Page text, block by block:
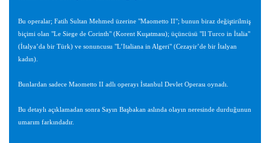
Bu operalar; Fatih Sultan Mehmed üzerine "Maometto II"; bunun biraz değiştirilmiş
biçimi olan "Le Siege de Corinth" (Korent Kuşatması); üçüncüsü "Il Turco in İtalia"
(İtalya’da bir Türk) ve sonuncusu "L’Italiana in Algeri" (Cezayir’de bir İtalyan
kadın).
Bunlardan sadece Maometto II adlı operayı İstanbul Devlet Operası oynadı.
Bu detaylı açıklamadan sonra Sayın Başbakan aslında olayın neresinde durduğunun
umarım farkındadır.